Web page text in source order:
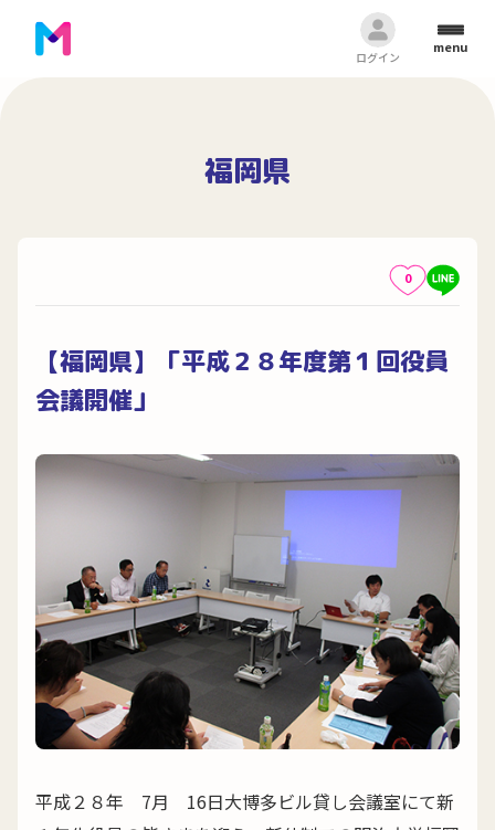
ログイン
menu
福岡県
0
【福岡県】「平成２８年度第１回役員
会議開催」
平成２８年 7月 16日大博多ビル貸し会議室にて新